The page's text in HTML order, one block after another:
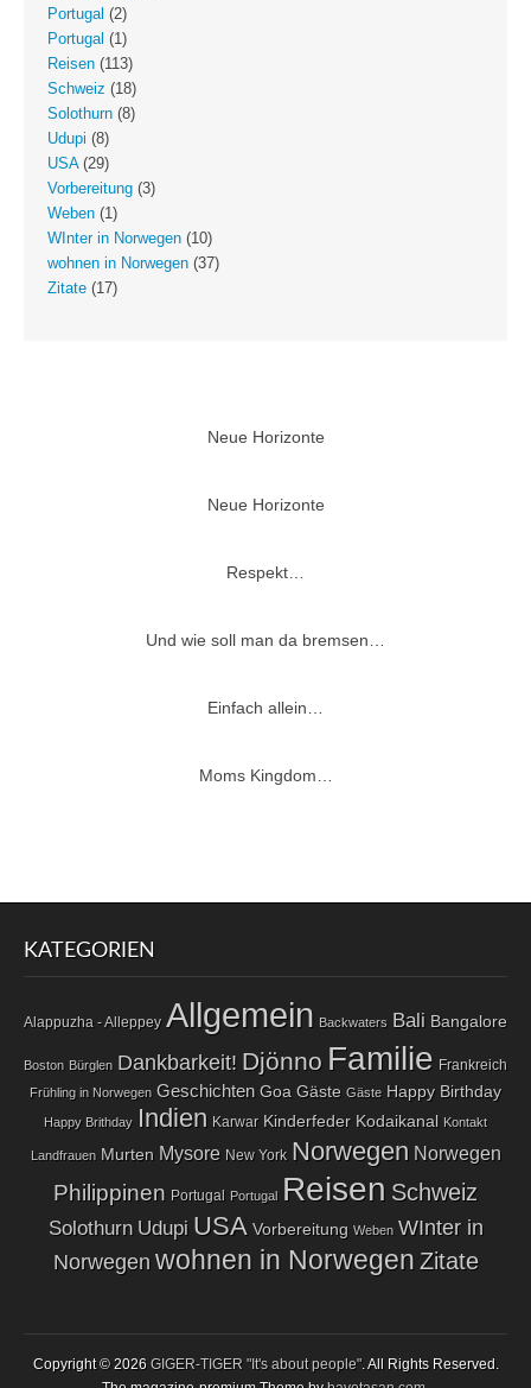
Portugal (2)
Portugal (1)
Reisen (113)
Schweiz (18)
Solothurn (8)
Udupi (8)
USA(29)
Vorbereitung (3)
Weben (1)
WInter in Norwegen (10)
wohnen in Norwegen (37)
Zitate (17)
Neue Horizonte
Neue Horizonte
Respekt…
Und wie soll man da bremsen…
Einfach allein…
Moms Kingdom…
KATEGORIEN
Alappuzha - Alleppey Allgemein Backwaters Bali Bangalore
Boston Bürglen Dankbarkeit! Djönno Familie Frankreich
Frühling in Norwegen Geschichten Goa Gäste Gäste Happy Birthday
Happy Brithday Indien Karwar Kinderfeder Kodaikanal Kontakt
Landfrauen Murten Mysore New York Norwegen Norwegen
Philippinen Portugal Portugal Reisen Schweiz
Solothurn Udupi USA Vorbereitung Weben WInter in
Norwegen wohnen in Norwegen Zitate
Copyright © 2026 GIGER-TIGER "It's about people". All Rights Reserved.